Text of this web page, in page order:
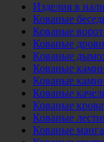
Изделия в
Кованые
Кованые
Кованые
Кованые
Кованые
Кованые
Кованые
Кованые
Кованые
Кованые